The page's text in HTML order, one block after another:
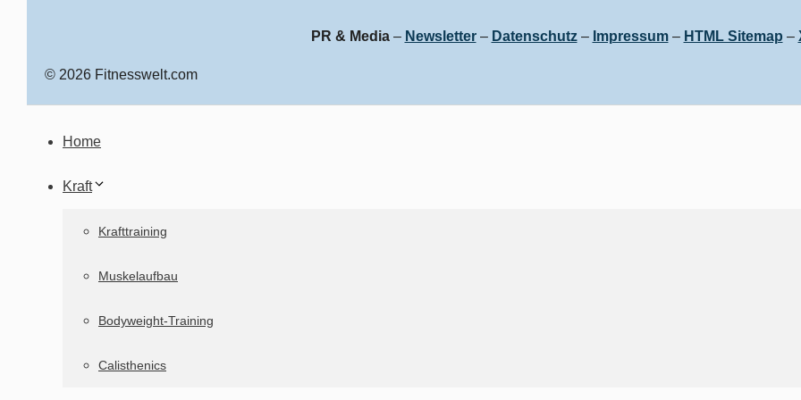
PR & Media– Newsletter– Datenschutz– Impressum– HTML Sitemap –
© 2026 Fitnesswelt.com
Home
Kraft
Krafttraining
Muskelaufbau
Bodyweight-Training
Calisthenics